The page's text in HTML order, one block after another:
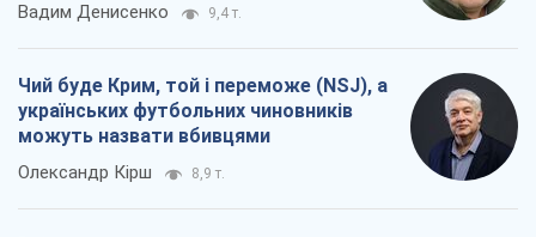
Вадим Денисенко 9,4 т.
Чий буде Крим, той і переможе (NSJ), а
українських футбольних чиновників
можуть назвати вбивцями
Олександр Кірш 8,9 т.